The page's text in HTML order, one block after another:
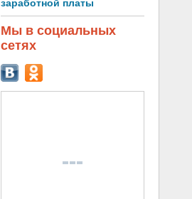
заработной платы
Мы в социальных
сетях